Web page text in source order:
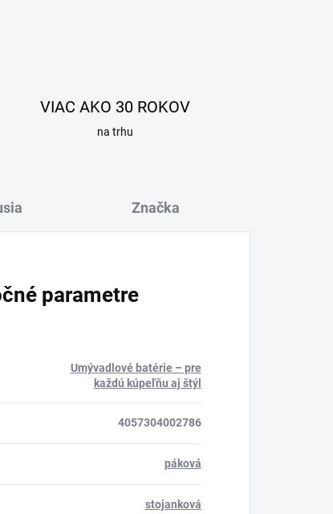
VIAC AKO 30 ROKOV
na trhu
Značka
parametre
Umývadlové batérie – pre
každú kúpeľňu aj štýl
4057304002786
páková
stojanková